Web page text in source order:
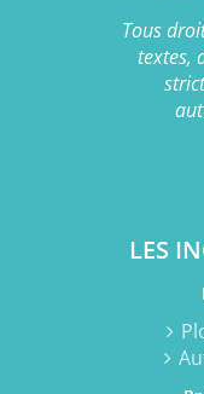
Tous
textes,
LES